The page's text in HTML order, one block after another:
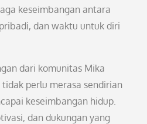
keseimbangan antara
dan waktu untuk diri
dari komunitas Mika
perlu merasa sendirian
keseimbangan hidup.
dan dukungan yang